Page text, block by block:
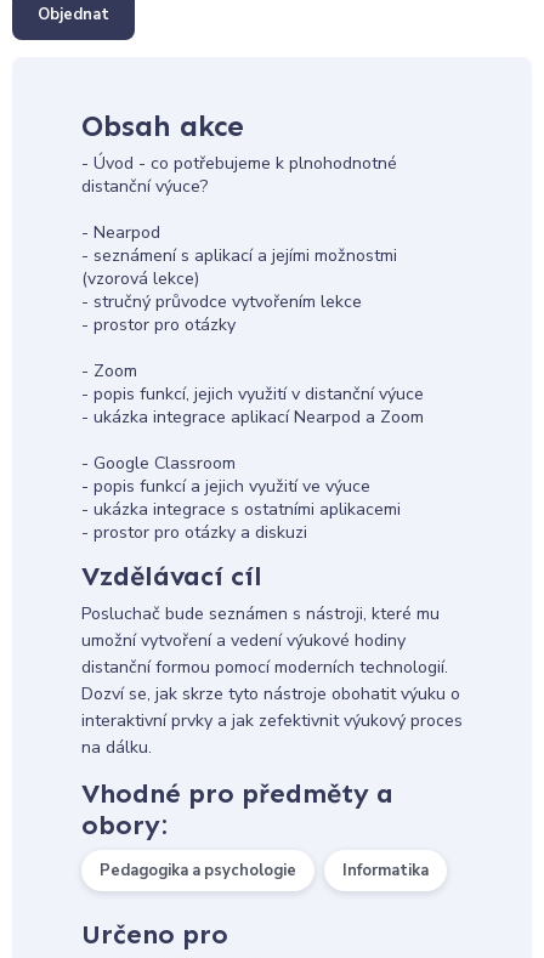
Objednat
Obsah akce
- Úvod - co potřebujeme k plnohodnotné
distanční výuce?
- Nearpod
- seznámení s aplikací a jejími možnostmi
(vzorová lekce)
- stručný průvodce vytvořením lekce
- prostor pro otázky
- Zoom
- popis funkcí, jejich využití v distanční výuce
- ukázka integrace aplikací Nearpod a Zoom
- Google Classroom
- popis funkcí a jejich využití ve výuce
- ukázka integrace s ostatními aplikacemi
- prostor pro otázky a diskuzi
Vzdělávací cíl
Posluchač bude seznámen s nástroji, které mu
umožní vytvoření a vedení výukové hodiny
distanční formou pomocí moderních technologií.
Dozví se, jak skrze tyto nástroje obohatit výuku o
interaktivní prvky a jak zefektivnit výukový proces
na dálku.
Vhodné pro předměty a
obory:
Pedagogika a psychologie Informatika
Určeno pro